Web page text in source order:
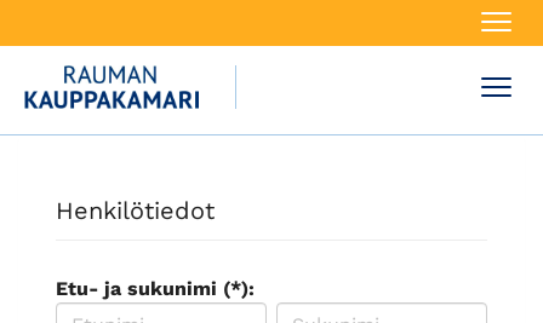
Henkilötiedot
Etu- ja sukunimi (*):